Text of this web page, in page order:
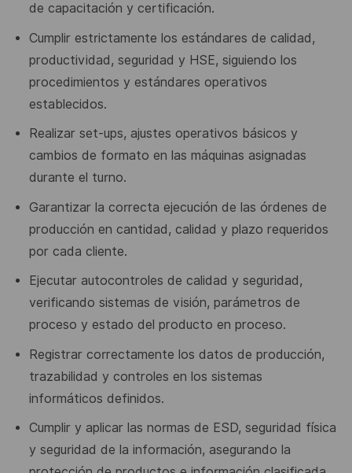
de capacitación y certificación.
Cumplir estrictamente los estándares de calidad,
productividad, seguridad y HSE, siguiendo los
procedimientos y estándares operativos
establecidos.
Realizar set-ups, ajustes operativos básicos y
cambios de formato en las máquinas asignadas
durante el turno.
Garantizar la correcta ejecución de las órdenes de
producción en cantidad, calidad y plazo requeridos
por cada cliente.
Ejecutar autocontroles de calidad y seguridad,
verificando sistemas de visión, parámetros de
proceso y estado del producto en proceso.
Registrar correctamente los datos de producción,
trazabilidad y controles en los sistemas
informáticos definidos.
Cumplir y aplicar las normas de ESD, seguridad física
y seguridad de la información, asegurando la